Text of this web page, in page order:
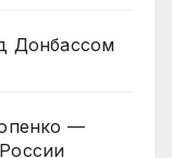
Донбассом
—